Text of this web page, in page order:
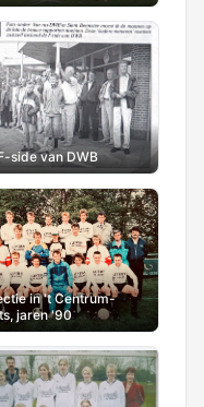
side van DWB
in 't Centrum-
jaren '90